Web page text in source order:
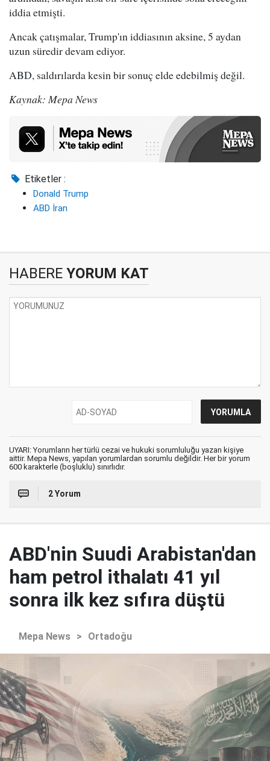
iddia etmişti.
Ancak çatışmalar, Trump'ın iddiasının aksine, 5 aydan
uzun süredir devam ediyor.
ABD, saldırılarda kesin bir sonuç elde edebilmiş değil.
Kaynak: Mepa News
Etiketler :
Donald Trump
ABD İran
HABERE YORUM KAT
UYARI: Yorumların her türlü cezai ve hukuki sorumluluğu yazan kişiye
aittir. Mepa News, yapılan yorumlardan sorumlu değildir. Her bir yorum
600 karakterle (boşluklu) sınırlıdır.
2 Yorum
ABD'nin Suudi Arabistan'dan
ham petrol ithalatı 41 yıl
sonra ilk kez sıfıra düştü
Mepa News > Ortadoğu